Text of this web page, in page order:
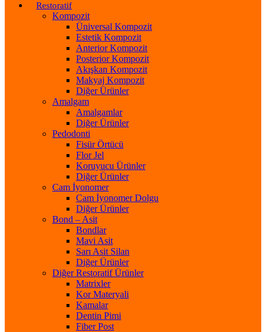
Restoratif
Kompozit
Üniversal Kompozit
Estetik Kompozit
Anterior Kompozit
Posterior Kompozit
Akışkan Kompozit
Makyaj Kompozit
Diğer Ürünler
Amalgam
Amalgamlar
Diğer Ürünler
Pedodonti
Fisür Örtücü
Flor Jel
Koruyucu Ürünler
Diğer Ürünler
Cam İyonomer
Cam İyonomer Dolgu
Diğer Ürünler
Bond – Asit
Bondlar
Mavi Asit
Sarı Asit Silan
Diğer Ürünler
Diğer Restoratif Ürünler
Matrixler
Kor Materyali
Kamalar
Dentin Pimi
Fiber Post